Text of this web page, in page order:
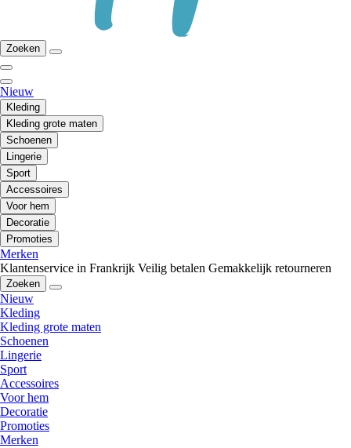
Zoeken
Nieuw
Kleding
Kleding grote maten
Schoenen
Lingerie
Sport
Accessoires
Voor hem
Decoratie
Promoties
Merken
Klantenservice in Frankrijk Veilig betalen Gemakkelijk retourneren
Zoeken
Nieuw
Kleding
Kleding grote maten
Schoenen
Lingerie
Sport
Accessoires
Voor hem
Decoratie
Promoties
Merken